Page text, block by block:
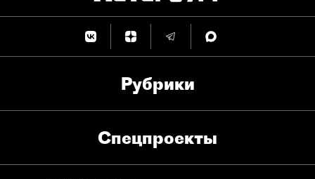
Рубрики
Спец­проекты